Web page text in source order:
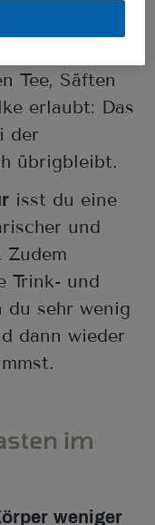
das,
auszulassen.
Tee, Säften
erlaubt: Das
der
übrigbleibt.
isst du eine
und
Zudem
Trink- und
du sehr wenig
dann wieder
im
weniger